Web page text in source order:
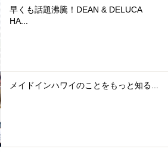
早くも話題沸騰！DEAN & DELUCA
HA...
メイドインハワイのことをもっと知る...